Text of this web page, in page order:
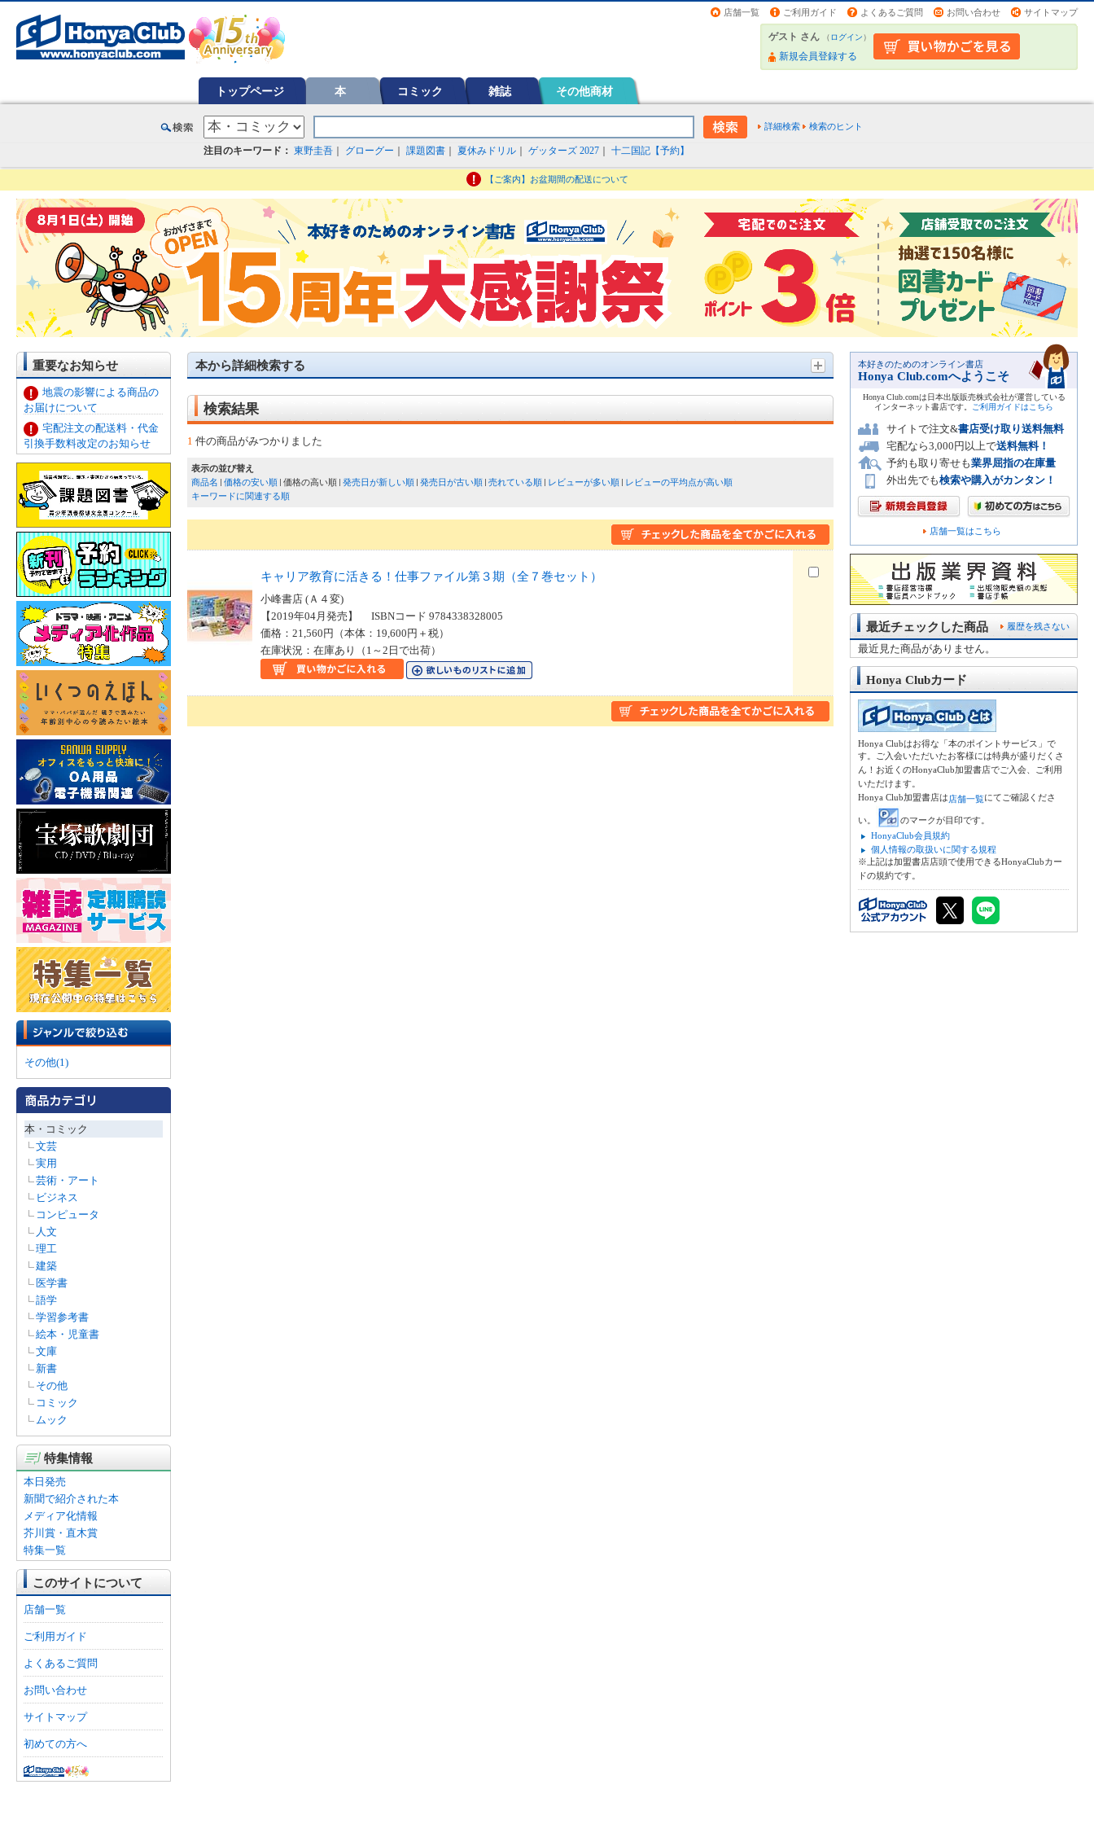
店舗一覧 ご利用ガイド よくあるご質問 お問い合わせ サイトマップ
ゲスト さん （ログイン）
新規会員登録する
トップページ 本 コミック 雑誌 その他商材
詳細検索 検索のヒント
注目のキーワード： 東野圭吾 グローグー 課題図書 夏休みドリル ゲッターズ 2027 十二国記【予約】
【ご案内】お盆期間の配送について
重要なお知らせ
地震の影響による商品の
お届けについて
宅配注文の配送料・代金
引換手数料改定のお知らせ
その他(1)
本・コミック
文芸
実用
芸術・アート
ビジネス
コンピュータ
人文
理工
建築
医学書
語学
学習参考書
絵本・児童書
文庫
新書
その他
コミック
ムック
特集情報
本日発売
新聞で紹介された本
メディア化情報
芥川賞・直木賞
特集一覧
このサイトについて
店舗一覧
ご利用ガイド
よくあるご質問
お問い合わせ
サイトマップ
初めての方へ
本から詳細検索する
検索結果
1 件の商品がみつかりました
表示の並び替え
商品名
価格の安い順 価格の高い順 発売日が新しい順 発売日が古い順 売れている順 レビューが多い順
レビューの平均点が高い順
キーワードに関連する順
キャリア教育に活きる！仕事ファイル第３期（全７巻セット）
小峰書店 (Ａ４変)
【2019年04月発売】 ISBNコード 9784338328005
価格：21,560円（本体：19,600円＋税）
在庫状況：在庫あり（1～2日で出荷）
本好きのためのオンライン書店
Honya Club.comへようこそ
Honya Club.comは日本出版販売株式会社が運営している
インターネット書店です。
ご利用ガイドはこちら
サイトで注文&書店受け取り送料無料
宅配なら3,000円以上で送料無料！
予約も取り寄せも業界屈指の在庫量
外出先でも検索や購入がカンタン！
店舗一覧はこちら
履歴を残さない
最近チェックした商品
最近見た商品がありません。
Honya Clubカード
Honya Clubはお得な「本のポイントサービス」で
す。ご入会いただいたお客様には特典が盛りだくさ
ん！お近くのHonyaClub加盟書店でご入会、ご利用
いただけます。
Honya Club加盟書店は店舗一覧にてご確認くださ
い。
のマークが目印です。
HonyaClub会員規約
個人情報の取扱いに関する規程
※上記は加盟書店店頭で使用できるHonyaClubカー
ドの規約です。